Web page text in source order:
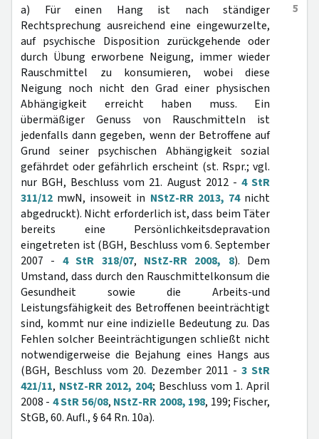
5
a) Für einen Hang ist nach ständiger
Rechtsprechung ausreichend eine eingewurzelte,
auf psychische Disposition zurückgehende oder
durch Übung erworbene Neigung, immer wieder
Rauschmittel zu konsumieren, wobei diese
Neigung noch nicht den Grad einer physischen
Abhängigkeit erreicht haben muss. Ein
übermäßiger Genuss von Rauschmitteln ist
jedenfalls dann gegeben, wenn der Betroffene auf
Grund seiner psychischen Abhängigkeit sozial
gefährdet oder gefährlich erscheint (st. Rspr.; vgl.
nur BGH, Beschluss vom 21. August 2012 - 4 StR
311/12 mwN, insoweit in NStZ-RR 2013, 74nicht
abgedruckt). Nicht erforderlich ist, dass beim Täter
bereits eine Persönlichkeitsdepravation
eingetreten ist (BGH, Beschluss vom 6. September
2007 - 4 StR 318/07, NStZ-RR 2008, 8). Dem
Umstand, dass durch den Rauschmittelkonsum die
Gesundheit sowie die Arbeits-und
Leistungsfähigkeit des Betroffenen beeinträchtigt
sind, kommt nur eine indizielle Bedeutung zu. Das
Fehlen solcher Beeinträchtigungen schließt nicht
notwendigerweise die Bejahung eines Hangs aus
(BGH, Beschluss vom 20. Dezember 2011 - 3 StR
421/11, NStZ-RR 2012, 204; Beschluss vom 1. April
2008 - 4 StR 56/08, NStZ-RR 2008, 198, 199; Fischer,
StGB, 60. Aufl., § 64 Rn. 10a).